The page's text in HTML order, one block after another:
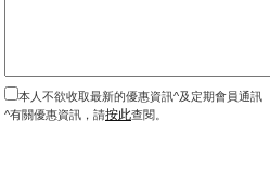
本人不欲收取最新的優惠資訊^及定期會員通訊
^有關優惠資訊，請按此查閱。